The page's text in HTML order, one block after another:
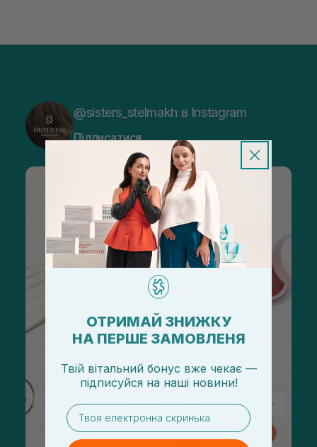
@sisters_stelmakh в Instagram
Підписатися
ОТРИМАЙ ЗНИЖКУ
НА ПЕРШЕ ЗАМОВЛЕНЯ
Твій вітальний бонус вже чекає —
підписуйся на наші новини!
email